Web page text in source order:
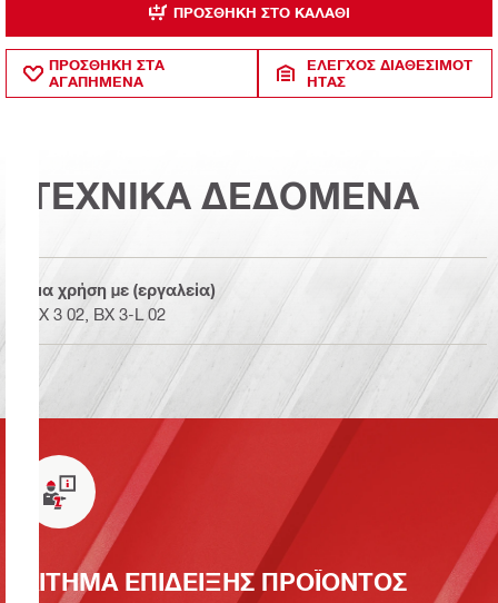
ΠΡΟΣΘΉΚΗ ΣΤΟ ΚΑΛΆΘΙ
ΠΡΟΣΘΗΚΗ ΣΤΑ
ΑΓΑΠΗΜΕΝΑ
ΈΛΕΓΧΟΣ ΔΙΑΘΕΣΙΜΌΤ
ΗΤΑΣ
ΤΕΧΝΙΚΑ ΔΕΔΟΜΕΝΑ
Για χρήση με (εργαλεία)
BX 3 02, BX 3-L 02
ΑΙΤΗΜΑ ΕΠΙΔΕΙΞΗΣ ΠΡΟΪΟΝΤΟΣ